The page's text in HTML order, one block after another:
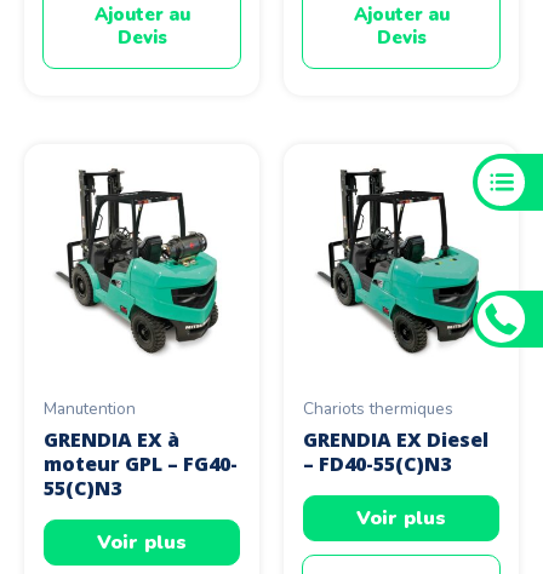
Ajouter au
Devis
Ajouter au
Devis
Manutention
GRENDIA EX à
moteur GPL – FG40-
55(C)N3
Voir plus
Chariots thermiques
GRENDIA EX Diesel
– FD40-55(C)N3
Voir plus